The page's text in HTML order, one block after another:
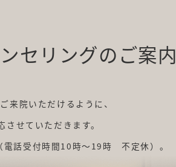
セリングのご案内
来院いただけるように、
させていただきます。
（電話受付時間10時～19時 不定休）。